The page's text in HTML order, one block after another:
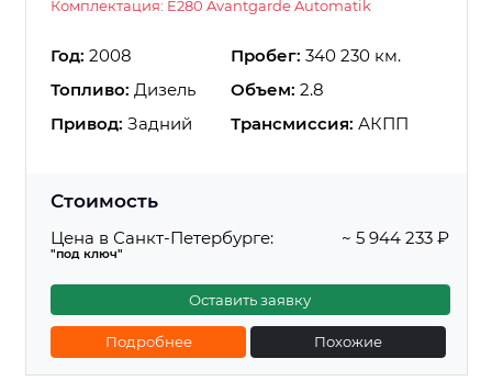
Комплектация: E280 Avantgarde Automatik
Год: 2008 Пробег: 340 230 км.
Топливо: Дизель Объем: 2.8
Привод: Задний Трансмиссия: АКПП
Стоимость
Цена в Санкт-Петербурге:
"под ключ"
~ 5 944 233 ₽
Оставить заявку
Подробнее Похожие